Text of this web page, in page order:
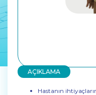
AÇIKLAMA
Hastanın